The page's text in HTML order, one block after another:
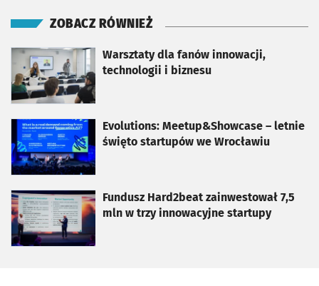
ZOBACZ RÓWNIEŻ
Warsztaty dla fanów innowacji,
technologii i biznesu
otworzy się w nowej karcie
Evolutions: Meetup&Showcase – letnie
święto startupów we Wrocławiu
otworzy się w nowej karcie
Fundusz Hard2beat zainwestował 7,5
mln w trzy innowacyjne startupy
otworzy się w nowej karcie